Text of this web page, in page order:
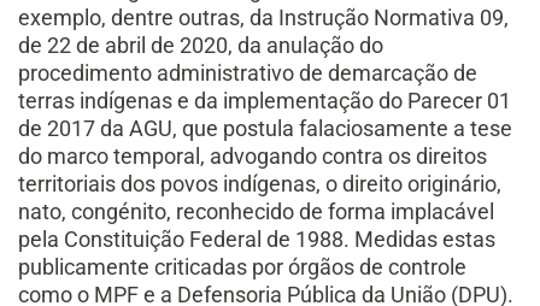
exemplo, dentre outras, da Instrução Normativa 09,
de 22 de abril de 2020, da anulação do
procedimento administrativo de demarcação de
terras indígenas e da implementação do Parecer 01
de 2017 da AGU, que postula falaciosamente a tese
do marco temporal, advogando contra os direitos
territoriais dos povos indígenas, o direito originário,
nato, congénito, reconhecido de forma implacável
pela Constituição Federal de 1988. Medidas estas
publicamente criticadas por órgãos de controle
como o MPF e a Defensoria Pública da União (DPU).